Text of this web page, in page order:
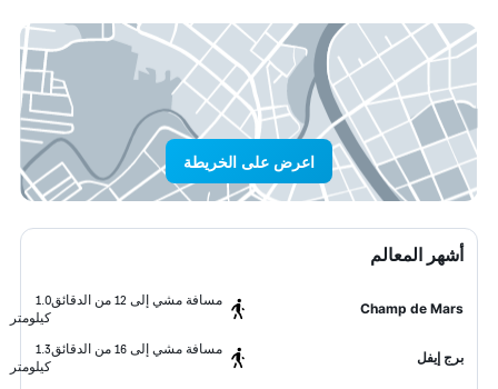
اعرض على الخريطة
أشهر المعالم
Champ de Mars
مسافة مشي إلى 12 من الدقائق
1.0
كيلومتر
برج إيفل
مسافة مشي إلى 16 من الدقائق
1.3
كيلومتر